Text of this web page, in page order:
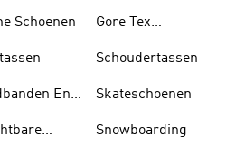
Schoenen
En
Gore Tex
Schoudertassen
Skateschoenen
Snowboarding